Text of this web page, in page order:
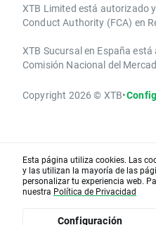
XTB Limited ​está autorizado
Conduct Authority ​(FCA) en
XTB Sucursal en España
Comisión Nacional del
Copyright 2026 © XTB•
Esta página utiliza cookies. Las
y las utilizan la mayoría de las
personalizar tu experiencia web.
nuestra Política de Privacidad
Configuración